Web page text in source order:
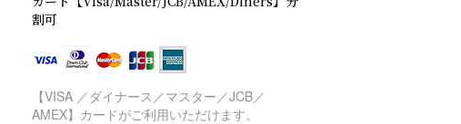
割可
【VISA ／ダイナース／マスター／JCB／
AMEX】カードがご利用いただけます。